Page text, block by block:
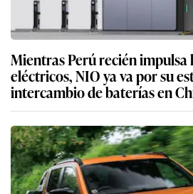
Mientras Perú recién impulsa
eléctricos, NIO ya va por su
intercambio de baterías en